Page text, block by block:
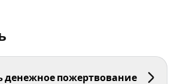
денежное пожертвование